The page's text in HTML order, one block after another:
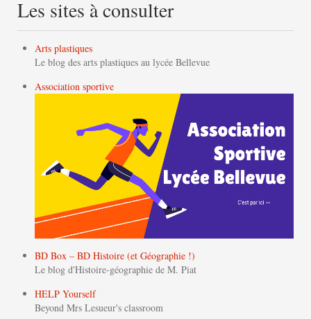
Les sites à consulter
Arts plastiques
Le blog des arts plastiques au lycée Bellevue
Association sportive
BD Box – BD Histoire (et Géographie !)
Le blog d'Histoire-géographie de M. Piat
HELP Yourself
Beyond Mrs Lesueur's classroom